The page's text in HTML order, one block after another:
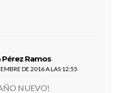
Pérez Ramos
DE 2016 A LAS 12:55
NUEVO!